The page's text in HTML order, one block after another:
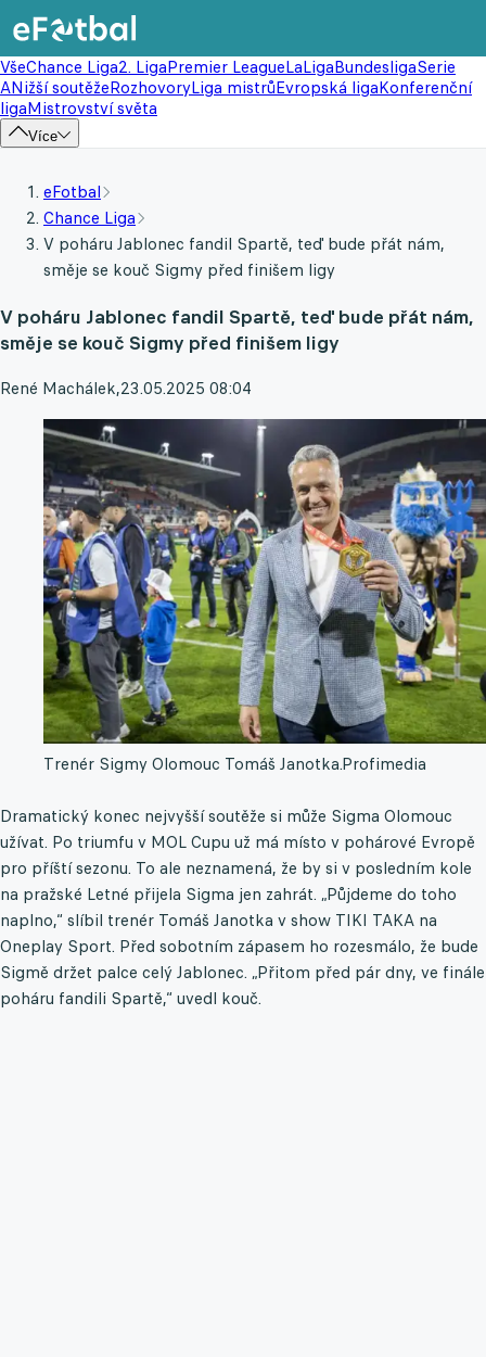
VšeChance Liga2. LigaPremier LeagueLaLigaBundesligaSerie
ANižší soutěžeRozhovoryLiga mistrůEvropská ligaKonferenční
ligaMistrovství světa
Více
eFotbal
Chance Liga
V poháru Jablonec fandil Spartě, teď bude přát nám,
směje se kouč Sigmy před finišem ligy
V poháru Jablonec fandil Spartě, teď bude přát nám,
směje se kouč Sigmy před finišem ligy
René Machálek,23.05.2025 08:04
Trenér Sigmy Olomouc Tomáš Janotka.Profimedia
Dramatický konec nejvyšší soutěže si může Sigma Olomouc
užívat. Po triumfu v MOL Cupu už má místo v pohárové Evropě
pro příští sezonu. To ale neznamená, že by si v posledním kole
na pražské Letné přijela Sigma jen zahrát. „Půjdeme do toho
naplno,“ slíbil trenér Tomáš Janotka v show TIKI TAKA na
Oneplay Sport. Před sobotním zápasem ho rozesmálo, že bude
Sigmě držet palce celý Jablonec. „Přitom před pár dny, ve finále
poháru fandili Spartě,“ uvedl kouč.